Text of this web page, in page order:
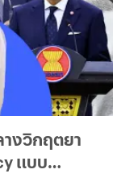
งวิกฤตยา
แบบ